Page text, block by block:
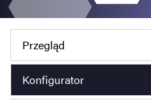
Przegląd
Konfigurator